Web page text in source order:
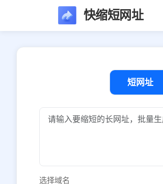
快缩短网址
短网址
选择域名